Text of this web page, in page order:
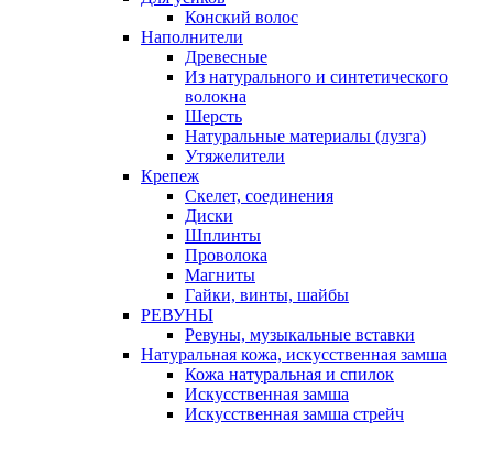
Конский волос
Наполнители
Древесные
Из натурального и синтетического
волокна
Шерсть
Натуральные материалы (лузга)
Утяжелители
Крепеж
Скелет, соединения
Диски
Шплинты
Проволока
Магниты
Гайки, винты, шайбы
РЕВУНЫ
Ревуны, музыкальные вставки
Натуральная кожа, искусственная замша
Кожа натуральная и спилок
Искусственная замша
Искусственная замша стрейч